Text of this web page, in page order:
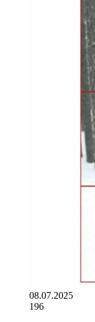
08.07.2025
196